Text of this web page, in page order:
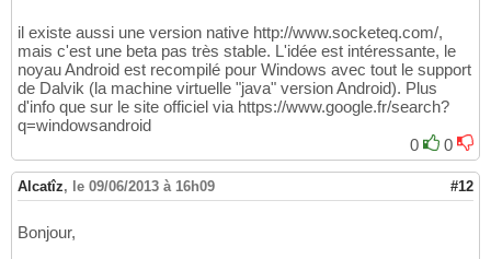
il existe aussi une version native http://www.socketeq.com/,
mais c'est une beta pas très stable. L'idée est intéressante, le
noyau Android est recompilé pour Windows avec tout le support
de Dalvik (la machine virtuelle "java" version Android). Plus
d'info que sur le site officiel via https://www.google.fr/search?
q=windowsandroid
0
0
Alcatîz, le 09/06/2013 à 16h09 #12
Bonjour,